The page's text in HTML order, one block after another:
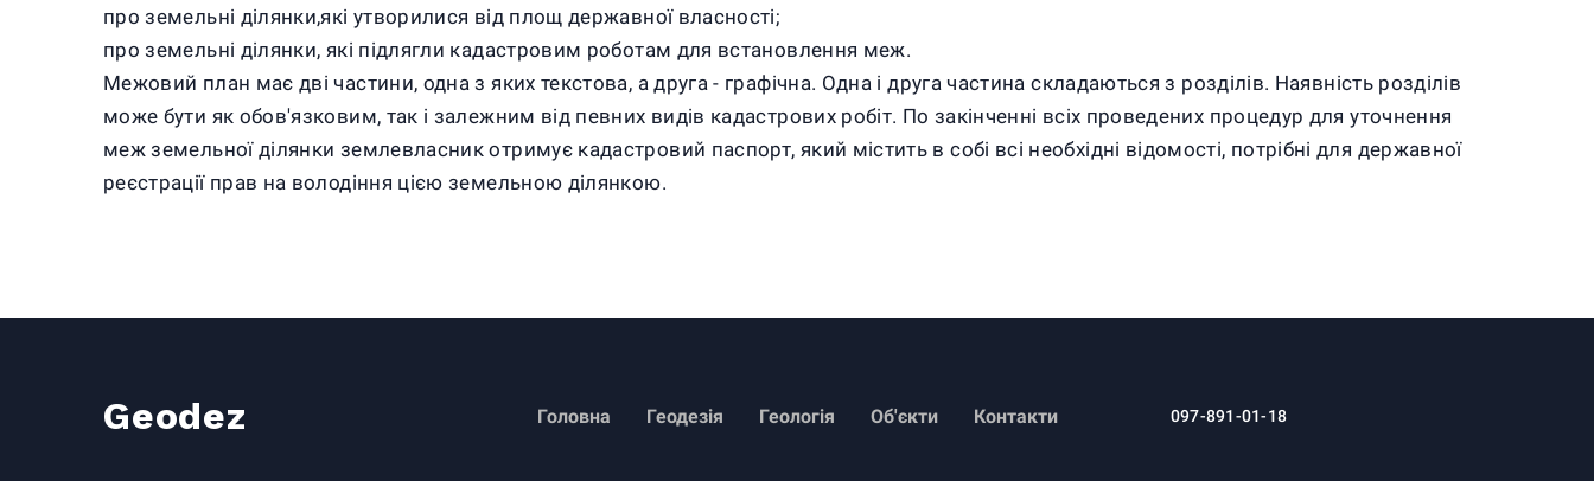
про земельні ділянки,які утворилися від площ державної власності;
про земельні ділянки, які підлягли кадастровим роботам для встановлення меж.
Межовий план має дві частини, одна з яких текстова, а друга - графічна. Одна і друга частина складаються з розділів. Наявність розділів
може бути як обов'язковим, так і залежним від певних видів кадастрових робіт. По закінченні всіх проведених процедур для уточнення
меж земельної ділянки землевласник отримує кадастровий паспорт, який містить в собі всі необхідні відомості, потрібні для державної
реєстрації прав на володіння цією земельною ділянкою.
Geodez Головна Геодезія Геологія Об'єкти Контакти 097-891-01-18